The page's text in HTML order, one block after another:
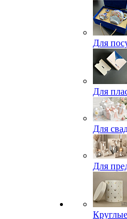
Для
Для
Для
Для
Круглые